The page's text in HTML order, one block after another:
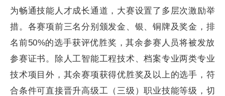
为畅通技能人才成长通道，大赛设置了多层次激励举
措。各赛项前三名分别颁发金、银、铜牌及奖金，排
名前50%的选手获评优胜奖，其余参赛人员将被发放
参赛证书。除人工智能工程技术、档案专业两类专业
技术项目外，其余赛项获得优胜奖及以上的选手，符
合条件可直接晋升高级工（三级）职业技能等级，切